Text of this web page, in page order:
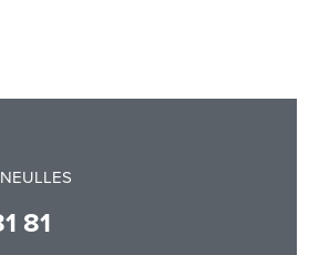
81